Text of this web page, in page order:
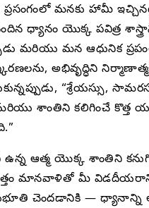
మనకు హామీ
ధ్యానం యొక్క పవిత్ర
మరియు మన ఆధునిక
అభివృద్ధిని
“శ్రేయస్సు,
శాంతిని కలిగించే కొత్త
ఆత్మ యొక్క శాంతిని
మానవాళితో మీ విడదీయరాని
చెందడానికి — ధ్యానాన్ని